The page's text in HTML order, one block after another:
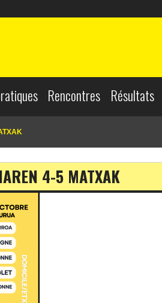
Rencontres Résultats
4-5 MATXAK